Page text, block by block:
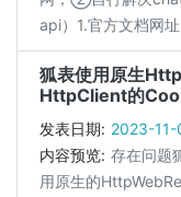
api）1.官方文档网
狐表使用原生
HttpClient的
发表日期: 2023-11-
内容预览: 存在问题
用原生的